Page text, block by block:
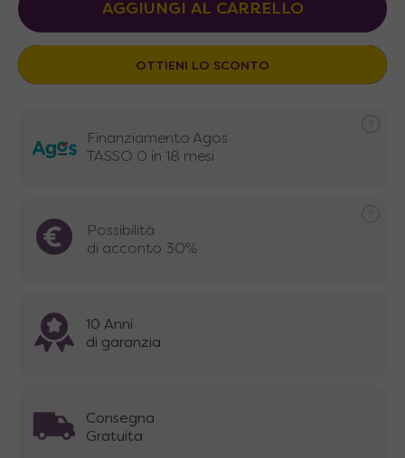
AGGIUNGI AL CARRELLO
OTTIENI LO SCONTO
Finanziamento Agos
TASSO 0 in 18 mesi
Possibilità
di acconto 30%
10 Anni
di garanzia
Consegna
Gratuita